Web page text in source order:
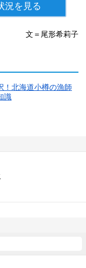
況を見る
文＝尾形希莉子
！北海道小樽の漁師
識